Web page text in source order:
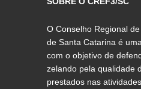
O Conselho Regional
de Santa Catarina é
com o objetivo de
zelando pela qualidade
prestados nas